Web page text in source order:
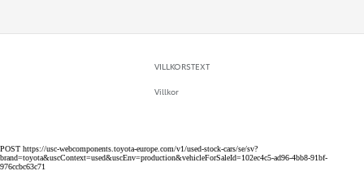
VILLKORSTEXT
Villkor
POST https://usc-webcomponents.toyota-europe.com/v1/used-stock-cars/se/sv?
brand=toyota&uscContext=used&uscEnv=production&vehicleForSaleId=102ec4c5-ad96-4bb8-91bf-
976ccbc63c71